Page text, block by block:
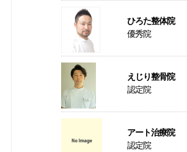
ひろた整体院
優秀院
えじり整骨院
認定院
アート治療院
認定院